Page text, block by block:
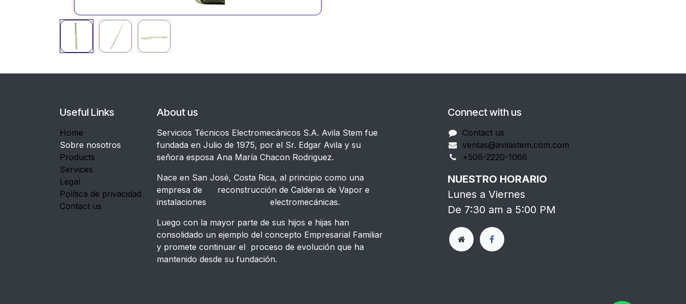
Useful Links
Home
Sobre nosotros
Products
Services
Legal
Política de privacidad
Contact us
About us
Servicios Técnicos Electromecánicos S.A. Avila Stem fue
fundada en Julio de 1975, por el Sr. Edgar Avila y su
señora esposa Ana María Chacon Rodriguez.
Nace en San José, Costa Rica, al principio como una
empresa de reconstrucción de Calderas de Vapor e
instalaciones electromecánicas.
Luego con la mayor parte de sus hijos e hijas han
consolidado un ejemplo del concepto Empresarial Familiar
y promete continuar el proceso de evolución que ha
mantenido desde su fundación.
Connect with us
Contact us
ventas@avilastem.com.com
+506-2220-1066
NUESTRO HORARIO
Lunes a Viernes
De 7:30 am a 5:00 PM